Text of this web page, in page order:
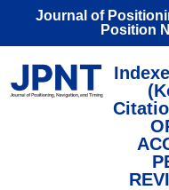
Journal of
Position